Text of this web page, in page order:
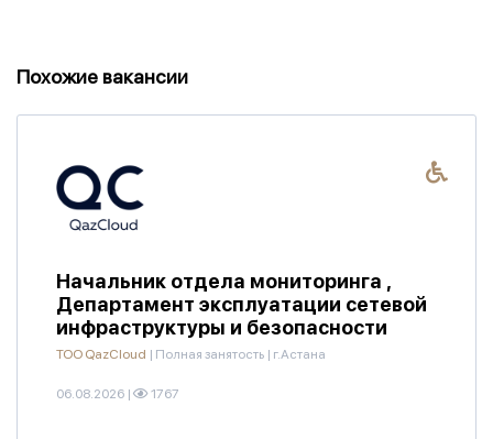
Похожие вакансии
Начальник отдела мониторинга ,
Департамент эксплуатации сетевой
инфраструктуры и безопасности
ТОО QazCloud | Полная занятость | г.Астана
06.08.2026 | 1767